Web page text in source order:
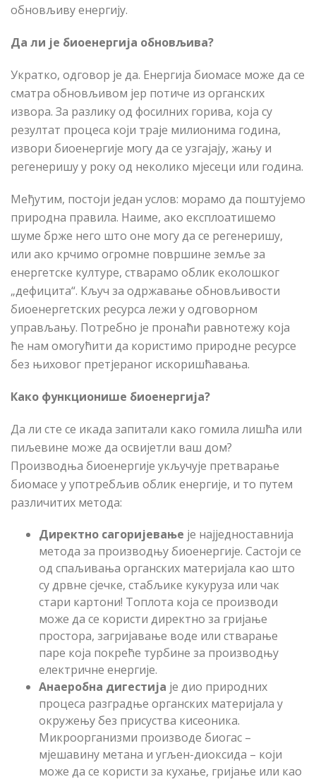
обновљиву енергију.
Да ли је биоенергија обновљива?
Укратко, одговор је да. Енергија биомасе може да се
сматра обновљивом јер потиче из органских
извора. За разлику од фосилних горива, која су
резултат процеса који траје милионима година,
извори биоенергије могу да се узгајају, жању и
регенеришу у року од неколико мјесеци или година.
Међутим, постоји један услов: морамо да поштујемо
природна правила. Наиме, ако експлоатишемо
шуме брже него што оне могу да се регенеришу,
или ако крчимо огромне површине земље за
енергетске културе, стварамо облик еколошког
„дефицита“. Кључ за одржавање обновљивости
биоенергетских ресурса лежи у одговорном
управљању. Потребно је пронаћи равнотежу која
ће нам омогућити да користимо природне ресурсе
без њиховог претјераног искоришћавања.
Како функционише биоенергија?
Да ли сте се икада запитали како гомила лишћа или
пиљевине може да освијетли ваш дом?
Производња биоенергије укључује претварање
биомасе у употребљив облик енергије, и то путем
различитих метода:
Директно сагоријевање је најједноставнија
метода за производњу биоенергије. Састоји се
од спаљивања органских материјала као што
су дрвне сјечке, стабљике кукуруза или чак
стари картони! Топлота која се производи
може да се користи директно за гријање
простора, загријавање воде или стварање
паре која покреће турбине за производњу
електричне енергије.
Анаеробна дигестија је дио природних
процеса разградње органских материјала у
окружењу без присуства кисеоника.
Микроорганизми производе биогас –
мјешавину метана и угљен-диоксида – који
може да се користи за кухање, гријање или као